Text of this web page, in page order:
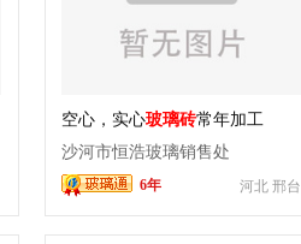
空心，实心玻璃砖常年加工
沙河市恒浩玻璃销售处
河北 邢台
6年